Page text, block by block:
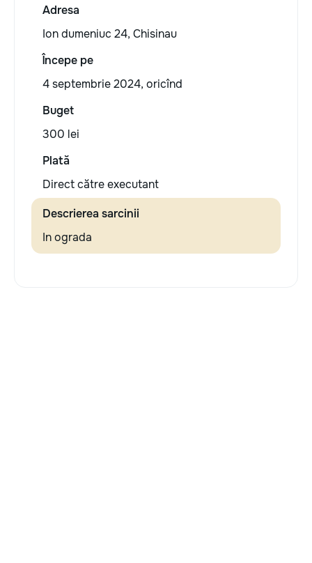
Adresa
Ion dumeniuc 24, Chisinau
Începe pe
4 septembrie 2024, oricînd
Buget
300 lei
Plată
Direct către executant
Descrierea sarcinii
In ograda